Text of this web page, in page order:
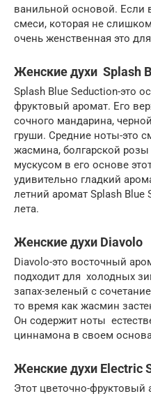
ванильной основой. Если
смеси, которая не
очень женственная это
Женские духи Splash
Splash Blue Seduction-это
фруктовый аромат. Его
сочного мандарина,
груши. Средние ноты-это
жасмина, болгарской
мускусом в его основе
удивительно гладкий
летний аромат Splash Blue
лета.
Женские духи Diavolo
Diavolo-это восточный
подходит для холодных
запах-зеленый с
то время как жасмин
Он содержит ноты
циннамона в своем
Женские духи Electric
Этот цветочно-